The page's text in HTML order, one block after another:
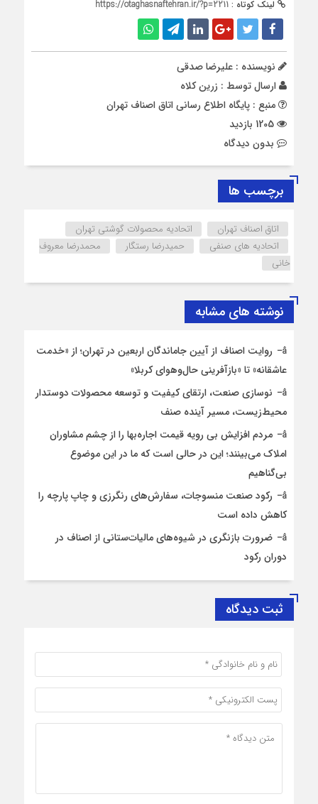
لینک کوتاه : https://otaghasnaftehran.ir/?p=2211
نویسنده : علیرضا صدقی
ارسال توسط : زرین کلاه
منبع : پایگاه اطلاع رسانی اتاق اصناف تهران
بدون دیدگاه
برچسب ها
اتاق اصناف تهران
اتحادیه محصولات گوشتی تهران
اتحادیه های صنفی
حمیدرضا رستگار
محمدرضا معروف
خانی
نوشته های مشابه
روایت اصناف از آیین جاماندگان اربعین در تهران؛ از «خدمت
عاشقانه» تا «بازآفرینی حال‌وهوای کربلا»
نوسازی صنعت، ارتقای کیفیت و توسعه محصولات دوستدار
محیط‌زیست، مسیر آینده صنف
مردم افزایش بی رویه قیمت اجاره‌بها را از چشم مشاوران
املاک می‌بینند؛ این در حالی است که ما در این موضوع
بی‌گناهیم
رکود صنعت منسوجات، سفارش‌های رنگرزی و چاپ پارچه را
کاهش داده است
ضرورت بازنگری در شیوه‌های مالیات‌ستانی از اصناف در
دوران رکود
ثبت دیدگاه